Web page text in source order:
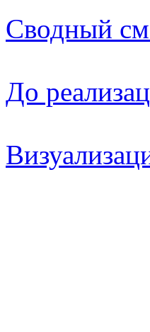
Сводный
До